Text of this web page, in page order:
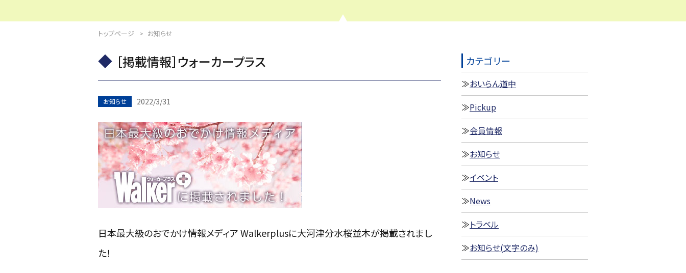
トップページ お知らせ
［掲載情報］ウォーカープラス
お知らせ 2022/3/31
日本最大級のおでかけ情報メディア Walkerplusに大河津分水桜並木が掲載されまし
た！
カテゴリー
おいらん道中
Pickup
会員情報
お知らせ
イベント
News
トラベル
お知らせ(文字のみ)